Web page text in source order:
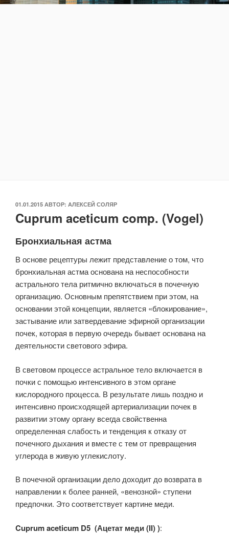
ОПУБЛИКОВАНО
01.01.2015 АВТОР: АЛЕКСЕЙ СОЛЯР
Cuprum aceticum comp. (Vogel)
Бронхиальная астма
В основе рецептуры лежит представление о том, что
бронхиальная астма основана на неспособности
астрального тела ритмично включаться в почечную
организацию. Основным препятствием при этом, на
основании этой концепции, является «блокирование»,
застывание или затвердевание эфирной организации
почек, которая в первую очередь бывает основана на
деятельности светового эфира.
В световом процессе астральное тело включается в
почки с помощью интенсивного в этом органе
кислородного процесса. В результате лишь поздно и
интенсивно происходящей артериализации почек в
развитии этому органу всегда свойственна
определенная слабость и тенденция к отказу от
почечного дыхания и вместе с тем от превращения
углерода в живую углекислоту.
В почечной организации дело доходит до возврата в
направлении к более ранней, «венозной» ступени
предпочки. Это соответствует картине меди.
Cuprum aceticum D5 (Ацетат меди (II) ):